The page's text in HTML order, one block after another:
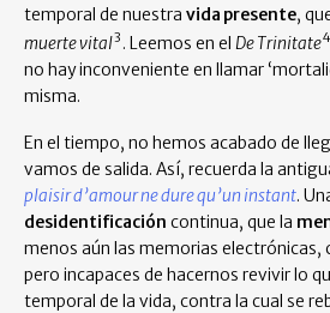
temporal de nuestra vida presente,
muerte vital3 . Leemos en el De Trinitate4
no hay inconveniente en llamar
misma.
En el tiempo, no hemos acabado de
vamos de salida. Así, recuerda la
plaisir d’amour ne dure qu’un instant.
desidentificación continua, que la
menos aún las memorias electrónicas,
pero incapaces de hacernos revivir lo
temporal de la vida, contra la cual se